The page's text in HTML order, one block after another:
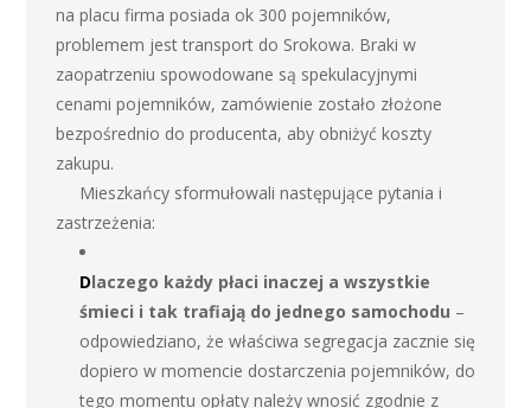
na placu firma posiada ok 300 pojemników,
problemem jest transport do Srokowa. Braki w
zaopatrzeniu spowodowane są spekulacyjnymi
cenami pojemników, zamówienie zostało złożone
bezpośrednio do producenta, aby obniżyć koszty
zakupu.
Mieszkańcy sformułowali następujące pytania i
zastrzeżenia:
Dlaczego każdy płaci inaczej a wszystkie
śmieci i tak trafiają do jednego samochodu –
odpowiedziano, że właściwa segregacja zacznie się
dopiero w momencie dostarczenia pojemników, do
tego momentu opłaty należy wnosić zgodnie z